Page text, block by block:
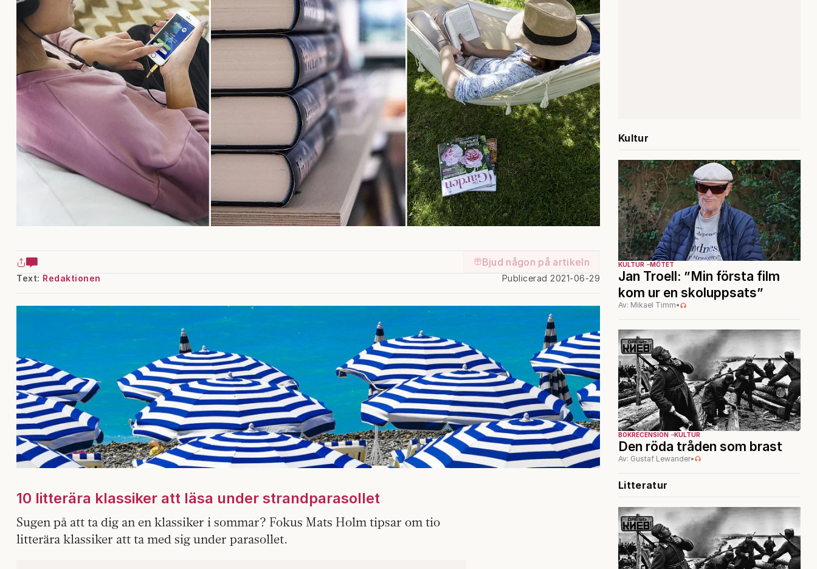
Bjud någon på artikeln
Text: Redaktionen Publicerad 2021-06-29
10 litterära klassiker att läsa under strandparasollet
Sugen på att ta dig an en klassiker i sommar? Fokus Mats Holm tipsar om tio
litterära klassiker att ta med sig under parasollet.
Kultur
KULTUR MÖTET
Jan Troell: ”Min första film
kom ur en skoluppsats”
Av: Mikael Timm•
BOKRECENSION KULTUR
Den röda tråden som brast
Av: Gustaf Lewander•
Litteratur